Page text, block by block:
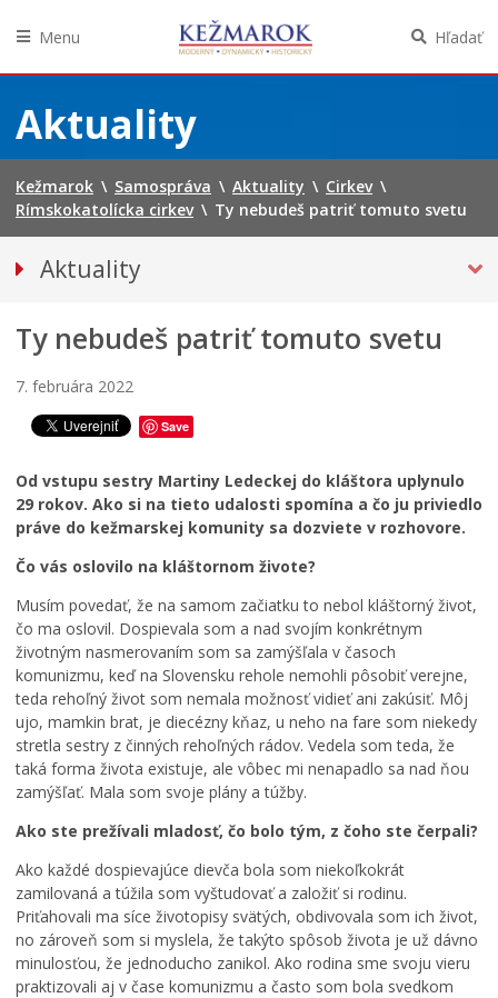
obsah
Menu Hľadať
Aktuality
Kežmarok \ Samospráva \ Aktuality \ Cirkev \
Rímskokatolícka cirkev \ Ty nebudeš patriť tomuto svetu
Aktuality
Spravodajstvo
Bezpečnosť
Životné prostredie
Zdravie
Rímskokatolícka cirkev
Gréckokatolícka cirkev
Evanjelická cirkev
Šport
Ty nebudeš patriť tomuto svetu
7. februára 2022
Save
Od vstupu sestry Martiny Ledeckej do kláštora uplynulo
29 rokov. Ako si na tieto udalosti spomína a čo ju priviedlo
práve do kežmarskej komunity sa dozviete v rozhovore.
Čo vás oslovilo na kláštornom živote?
Musím povedať, že na samom začiatku to nebol kláštorný život,
čo ma oslovil. Dospievala som a nad svojím konkrétnym
životným nasmerovaním som sa zamýšľala v časoch
komunizmu, keď na Slovensku rehole nemohli pôsobiť verejne,
teda rehoľný život som nemala možnosť vidieť ani zakúsiť. Môj
ujo, mamkin brat, je diecézny kňaz, u neho na fare som niekedy
stretla sestry z činných rehoľných rádov. Vedela som teda, že
taká forma života existuje, ale vôbec mi nenapadlo sa nad ňou
zamýšľať. Mala som svoje plány a túžby.
Ako ste prežívali mladosť, čo bolo tým, z čoho ste čerpali?
Ako každé dospievajúce dievča bola som niekoľkokrát
zamilovaná a túžila som vyštudovať a založiť si rodinu.
Priťahovali ma síce životopisy svätých, obdivovala som ich život,
no zároveň som si myslela, že takýto spôsob života je už dávno
minulosťou, že jednoducho zanikol. Ako rodina sme svoju vieru
praktizovali aj v čase komunizmu a často som bola svedkom